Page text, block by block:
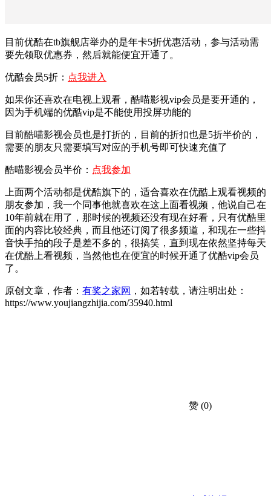
目前优酷在tb旗舰店举办的是年卡5折优惠活动，参与活动需
要先领取优惠券，然后就能便宜开通了。
优酷会员5折： 点我进入
如果你还喜欢在电视上观看，酷喵影视vip会员是要开通的，
因为手机端的优酷vip是不能使用投屏功能的
目前酷喵影视会员也是打折的，目前的折扣也是5折半价的，
需要的朋友只需要填写对应的手机号即可快速充值了
酷喵影视会员半价： 点我参加
上面两个活动都是优酷旗下的，适合喜欢在优酷上观看视频的
朋友参加，我一个同事他就喜欢在这上面看视频，他说自己在
10年前就在用了，那时候的视频还没有现在好看，只有优酷里
面的内容比较经典，而且他还订阅了很多频道，和现在一些抖
音快手拍的段子是差不多的，很搞笑，直到现在依然坚持每天
在优酷上看视频，当然他也在便宜的时候开通了优酷vip会员
了。
原创文章，作者： 有奖之家网 ，如若转载，请注明出处：
https://www.youjiangzhijia.com/35940.html
赞 (0)